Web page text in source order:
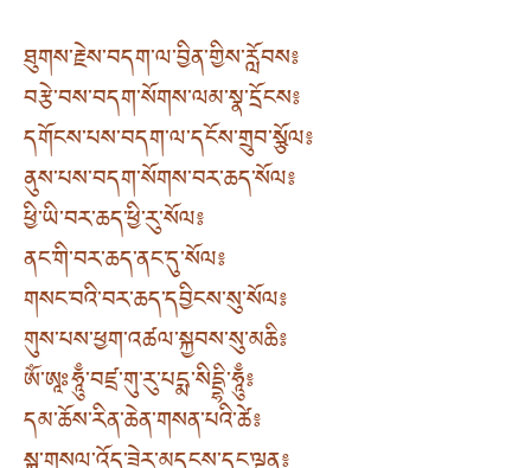
ཐུགས་རྗེས་བདག་ལ་བྱིན་གྱིས་རློབས༔
བརྩེ་བས་བདག་སོགས་ལམ་སྣ་དྲོངས༔
དགོངས་པས་བདག་ལ་དངོས་གྲུབ་སྩོལ༔
ནུས་པས་བདག་སོགས་བར་ཆད་སོལ༔
ཕྱི་ཡི་བར་ཆད་ཕྱི་རུ་སོལ༔
ནང་གི་བར་ཆད་ནང་དུ་སོལ༔
གསང་བའི་བར་ཆད་དབྱིངས་སུ་སོལ༔
གུས་པས་ཕྱག་འཚལ་སྐྱབས་སུ་མཆི༔
ཨོཾ་ཨཱཿཧཱུྃ་བཛྲ་གུ་རུ་པདྨ་སིདྡྷི་ཧཱུྃ༔
དམ་ཆོས་རིན་ཆེན་གསན་པའི་ཚེ༔